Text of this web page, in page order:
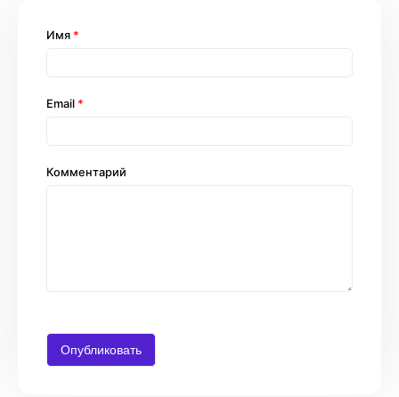
Комментарий
Имя *
Email *